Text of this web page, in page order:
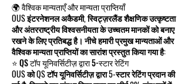
🌍 वैश्विक मान्यताएँ और मान्यता प्राप्तियाँ
OUS इंटरनेशनल अकैडमी, स्विट्ज़रलैंड शैक्षणिक उत्कृष्टता
और अंतरराष्ट्रीय विश्वसनीयता के उच्चतम मानकों को बनाए
रखने के लिए प्रतिबद्ध है। नीचे हमारी प्रमुख मान्यताओं और
वैश्विक मान्यता प्राप्तियों का सारांश प्रस्तुत किया गया है:
⭐ QS टॉप यूनिवर्सिटीज़ द्वारा 5-स्टार रेटिंग
OUS को QS टॉप यूनिवर्सिटीज़ द्वारा 5-स्टार रेटिंग प्रदान की